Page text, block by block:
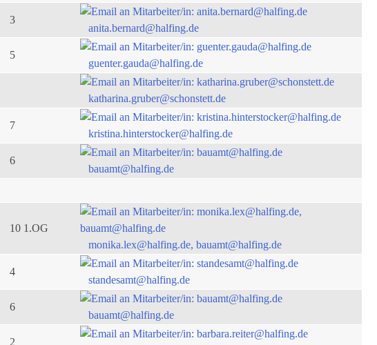
3
anita.bernard@halfing.de
5
guenter.gauda@halfing.de
katharina.gruber@schonstett.de
7
kristina.hinterstocker@halfing.de
6
bauamt@halfing.de
10 1.OG
monika.lex@halfing.de, bauamt@halfing.de
4
standesamt@halfing.de
6
bauamt@halfing.de
2